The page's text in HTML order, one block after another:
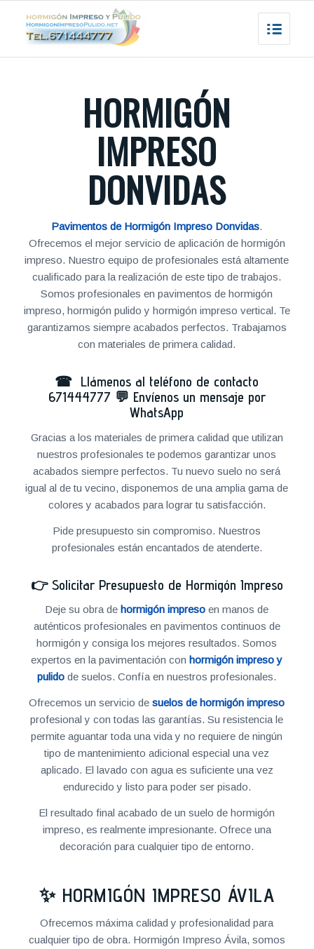
HORMIGÓN
IMPRESO
DONVIDAS
Pavimentos de Hormigón Impreso Donvidas.
Ofrecemos el mejor servicio de aplicación de hormigón
impreso. Nuestro equipo de profesionales está altamente
cualificado para la realización de este tipo de trabajos.
Somos profesionales en pavimentos de hormigón
impreso, hormigón pulido y hormigón impreso vertical. Te
garantizamos siempre acabados perfectos. Trabajamos
con materiales de primera calidad.
☎ Llámenos al teléfono de contacto
671444777 💬 Envíenos un mensaje por
WhatsApp
Gracias a los materiales de primera calidad que utilizan
nuestros profesionales te podemos garantizar unos
acabados siempre perfectos. Tu nuevo suelo no será
igual al de tu vecino, disponemos de una amplia gama de
colores y acabados para lograr tu satisfacción.
Pide presupuesto sin compromiso. Nuestros
profesionales están encantados de atenderte.
👉 Solicitar Presupuesto de Hormigón Impreso
Deje su obra dehormigón impreso en manos de
auténticos profesionales en pavimentos continuos de
hormigón y consiga los mejores resultados. Somos
expertos en la pavimentación conhormigón impreso y
pulido de suelos. Confía en nuestros profesionales.
Ofrecemos un servicio desuelos de hormigón impreso
profesional y con todas las garantías. Su resistencia le
permite aguantar toda una vida y no requiere de ningún
tipo de mantenimiento adicional especial una vez
aplicado. El lavado con agua es suficiente una vez
endurecido y listo para poder ser pisado.
El resultado final acabado de un suelo de hormigón
impreso, es realmente impresionante. Ofrece una
decoración para cualquier tipo de entorno.
✨ HORMIGÓN IMPRESO ÁVILA
Ofrecemos máxima calidad y profesionalidad para
cualquier tipo de obra. Hormigón Impreso Ávila, somos